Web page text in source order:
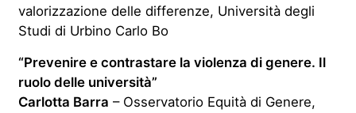
valorizzazione delle differenze, Università degli
Studi di Urbino Carlo Bo
“Prevenire e contrastare la violenza di genere. Il
ruolo delle università”
Carlotta Barra – Osservatorio Equità di Genere,